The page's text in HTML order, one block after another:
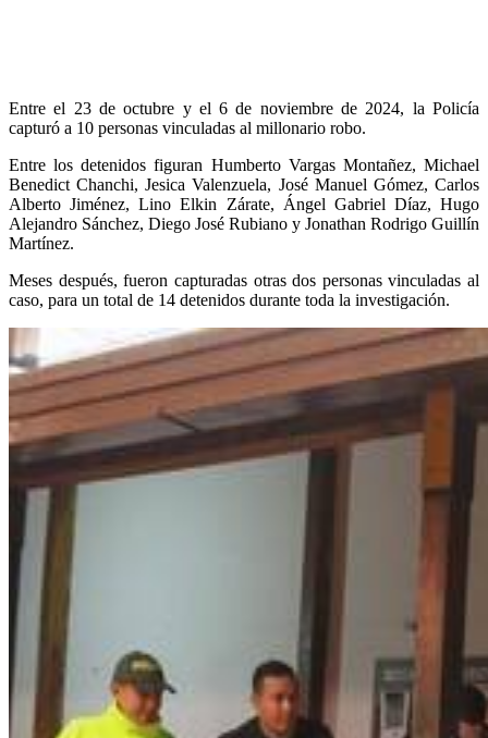
Entre el 23 de octubre y el 6 de noviembre de 2024, la Policía
capturó a 10 personas vinculadas al millonario robo.
Entre los detenidos figuran Humberto Vargas Montañez, Michael
Benedict Chanchi, Jesica Valenzuela, José Manuel Gómez, Carlos
Alberto Jiménez, Lino Elkin Zárate, Ángel Gabriel Díaz, Hugo
Alejandro Sánchez, Diego José Rubiano y Jonathan Rodrigo Guillín
Martínez.
Meses después, fueron capturadas otras dos personas vinculadas al
caso, para un total de 14 detenidos durante toda la investigación.